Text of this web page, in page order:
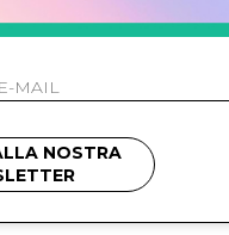
SHOW ITEMS 1
NOSTRA